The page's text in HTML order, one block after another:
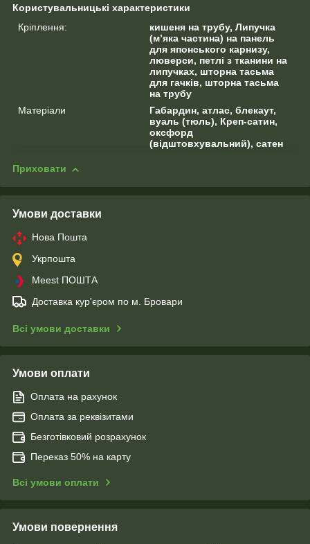
Користувальницькі характеристики
Кріплення:
кишеня на трубу, Липучка
(м’яка частина) на панель
для японського карнизу,
люверси, петлі з тканини на
липучках, шторна тасьма
для гачків, шторна тасьма
на трубу
Матеріали
Габардин, атлас, блекаут,
вуаль (тюль), Креп-сатин,
оксфорд
(відштовхувальний), сатен
Приховати
Умови доставки
Нова Пошта
Укрпошта
Meest ПОШТА
Доставка кур'єром по м. Бровари
Всі умови доставки
Умови оплати
Оплата на рахунок
Оплата за реквізитами
Безготівковий розрахунок
Переказ 50% на карту
Всі умови оплати
Умови повернення